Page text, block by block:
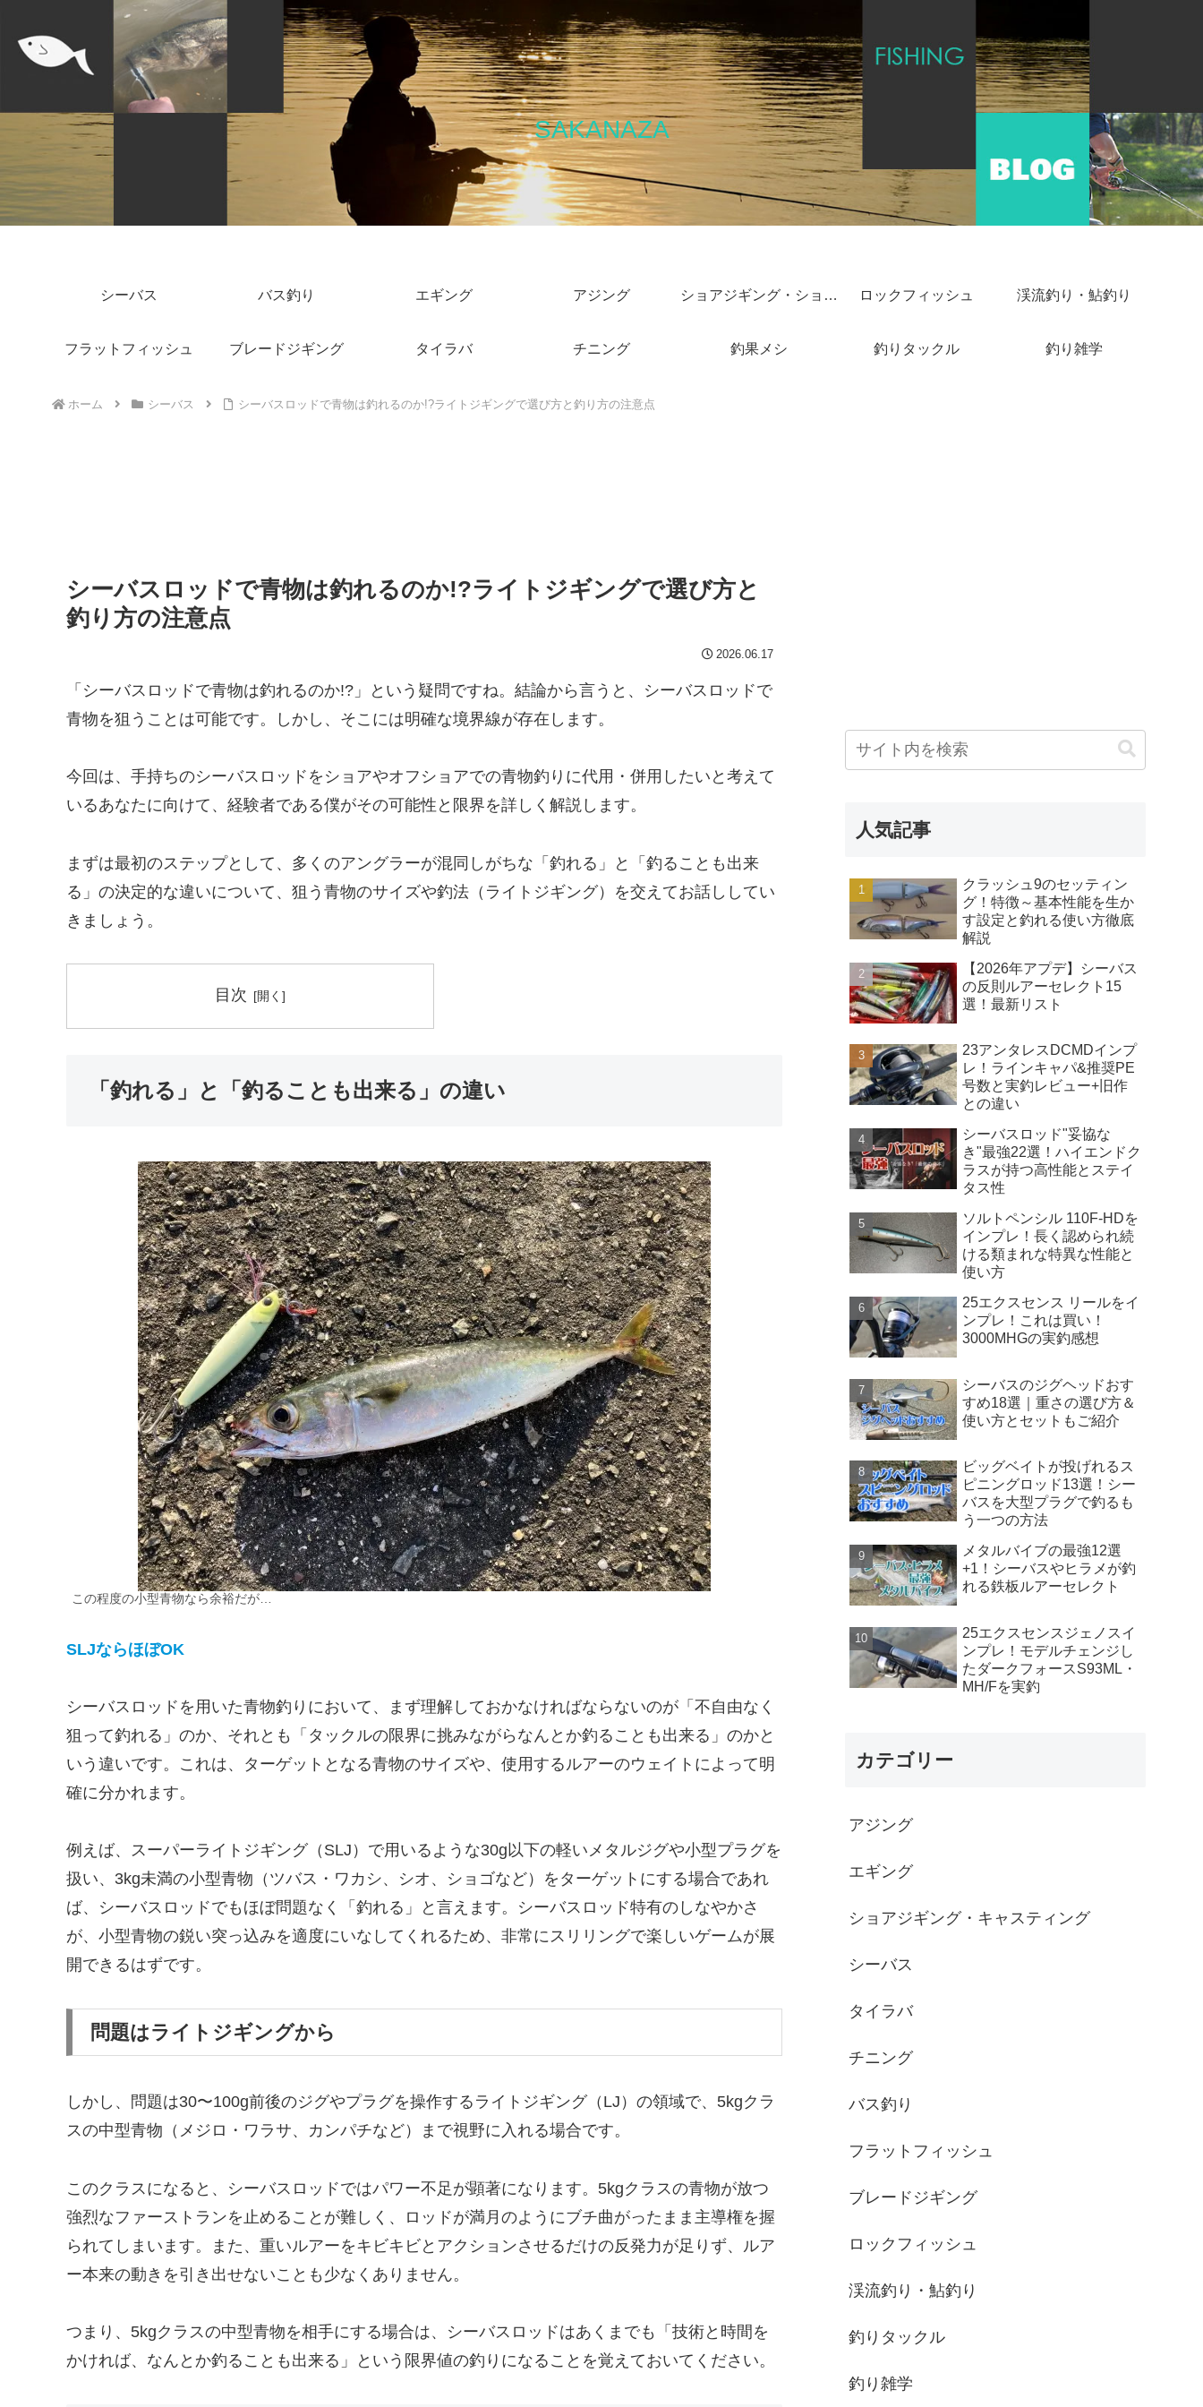
SAKANAZA
シーバス バス釣り エギング アジング ショアジギング・ショアキャスティング ロックフィッシュ 渓流釣り・鮎釣り
フラットフィッシュ ブレードジギング タイラバ チニング 釣果メシ 釣りタックル 釣り雑学
ホーム シーバス シーバスロッドで青物は釣れるのか!?ライトジギングで選び方と釣り方の注意点
シーバスロッドで青物は釣れるのか!?ライトジギングで選び方と
釣り方の注意点
2026.06.17
「シーバスロッドで青物は釣れるのか!?」という疑問ですね。結論から言うと、シーバスロッドで
青物を狙うことは可能です。しかし、そこには明確な境界線が存在します。
今回は、手持ちのシーバスロッドをショアやオフショアでの青物釣りに代用・併用したいと考えて
いるあなたに向けて、経験者である僕がその可能性と限界を詳しく解説します。
まずは最初のステップとして、多くのアングラーが混同しがちな「釣れる」と「釣ることも出来
る」の決定的な違いについて、狙う青物のサイズや釣法（ライトジギング）を交えてお話ししてい
きましょう。
目次
「釣れる」と「釣ることも出来る」の違い
この程度の小型青物なら余裕だが…
SLJならほぼOK
シーバスロッドを用いた青物釣りにおいて、まず理解しておかなければならないのが「不自由なく
狙って釣れる」のか、それとも「タックルの限界に挑みながらなんとか釣ることも出来る」のかと
いう違いです。これは、ターゲットとなる青物のサイズや、使用するルアーのウェイトによって明
確に分かれます。
例えば、スーパーライトジギング（SLJ）で用いるような30g以下の軽いメタルジグや小型プラグを
扱い、3kg未満の小型青物（ツバス・ワカシ、シオ、ショゴなど）をターゲットにする場合であれ
ば、シーバスロッドでもほぼ問題なく「釣れる」と言えます。シーバスロッド特有のしなやかさ
が、小型青物の鋭い突っ込みを適度にいなしてくれるため、非常にスリリングで楽しいゲームが展
開できるはずです。
問題はライトジギングから
しかし、問題は30〜100g前後のジグやプラグを操作するライトジギング（LJ）の領域で、5kgクラ
スの中型青物（メジロ・ワラサ、カンパチなど）まで視野に入れる場合です。
このクラスになると、シーバスロッドではパワー不足が顕著になります。5kgクラスの青物が放つ
強烈なファーストランを止めることが難しく、ロッドが満月のようにブチ曲がったまま主導権を握
られてしまいます。また、重いルアーをキビキビとアクションさせるだけの反発力が足りず、ルア
ー本来の動きを引き出せないことも少なくありません。
つまり、5kgクラスの中型青物を相手にする場合は、シーバスロッドはあくまでも「技術と時間を
かければ、なんとか釣ることも出来る」という限界値の釣りになることを覚えておいてください。
人気記事
クラッシュ9のセッティン
グ！特徴～基本性能を生か
す設定と釣れる使い方徹底
解説
【2026年アプデ】シーバス
の反則ルアーセレクト15
選！最新リスト
23アンタレスDCMDインプ
レ！ラインキャパ&推奨PE
号数と実釣レビュー+旧作
との違い
シーバスロッド"妥協な
き"最強22選！ハイエンドク
ラスが持つ高性能とステイ
タス性
ソルトペンシル 110F-HDを
インプレ！長く認められ続
ける類まれな特異な性能と
使い方
25エクスセンス リールをイ
ンプレ！これは買い！
3000MHGの実釣感想
シーバスのジグヘッドおす
すめ18選｜重さの選び方＆
使い方とセットもご紹介
ビッグベイトが投げれるス
ピニングロッド13選！シー
バスを大型プラグで釣るも
う一つの方法
メタルバイブの最強12選
+1！シーバスやヒラメが釣
れる鉄板ルアーセレクト
25エクスセンスジェノスイ
ンプレ！モデルチェンジし
たダークフォースS93ML・
MH/Fを実釣
カテゴリー
アジング
エギング
ショアジギング・キャスティング
シーバス
タイラバ
チニング
バス釣り
フラットフィッシュ
ブレードジギング
ロックフィッシュ
渓流釣り・鮎釣り
釣りタックル
釣り雑学